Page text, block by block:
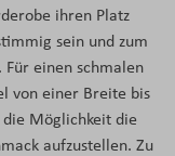
ihren Platz
sein und zum
Für einen schmalen
von einer Breite bis
die Möglichkeit die
aufzustellen. Zu